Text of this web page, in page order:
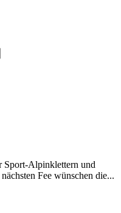
Sport-Alpinklettern und
Fee wünschen die...